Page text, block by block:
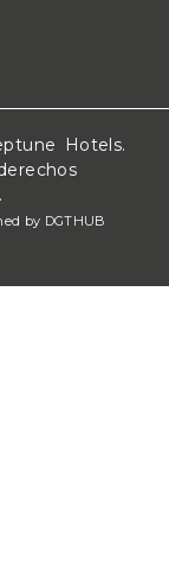
Hotels.
by DGTHUB